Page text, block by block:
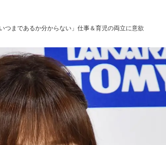
つまであるか分からない」仕事＆育児の両立に意欲